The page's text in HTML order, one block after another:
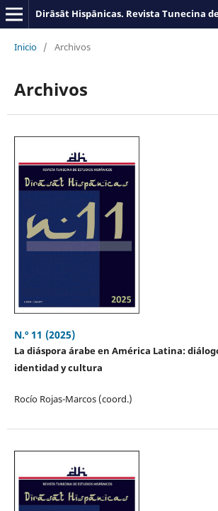
Dirāsāt Hispānicas. Revista Tunecina
Inicio / Archivos
Archivos
N.º 11 (2025)
La diáspora árabe en América Latina:
identidad y cultura
Rocío Rojas-Marcos (coord.)